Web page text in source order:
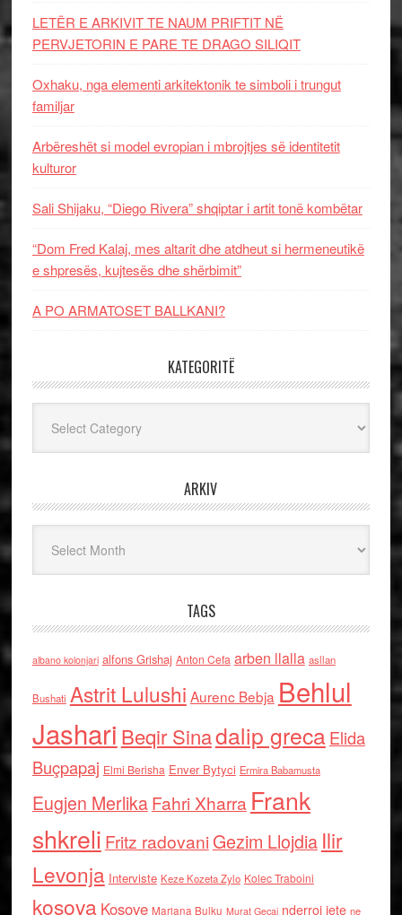
LETËR E ARKIVIT TE NAUM PRIFTIT NË
PERVJETORIN E PARE TE DRAGO SILIQIT
Oxhaku, nga elementi arkitektonik te simboli i trungut
familjar
Arbëreshët si model evropian i mbrojtjes së identitetit
kulturor
Sali Shijaku, “Diego Rivera” shqiptar i artit tonë kombëtar
“Dom Fred Kalaj, mes altarit dhe atdheut si hermeneutikë
e shpresës, kujtesës dhe shërbimit”
A PO ARMATOSET BALLKANI?
KATEGORITË
ARKIV
TAGS
albano kolonjari alfons Grishaj Anton Cefa arben llalla asllan
Bushati Astrit Lulushi Aurenc Bebja Behlul
Jashari Beqir Sinadalip grecaElida
Buçpapaj Elmi Berisha Enver Bytyci Ermira Babamusta
Eugjen MerlikaFahri Xharra Frank
shkreli Fritz radovaniGezim Llojdia Ilir
Levonja Interviste Keze Kozeta Zylo Kolec Traboini
kosova Kosove Marjana Bulku Murat Gecaj nderroi jete ne